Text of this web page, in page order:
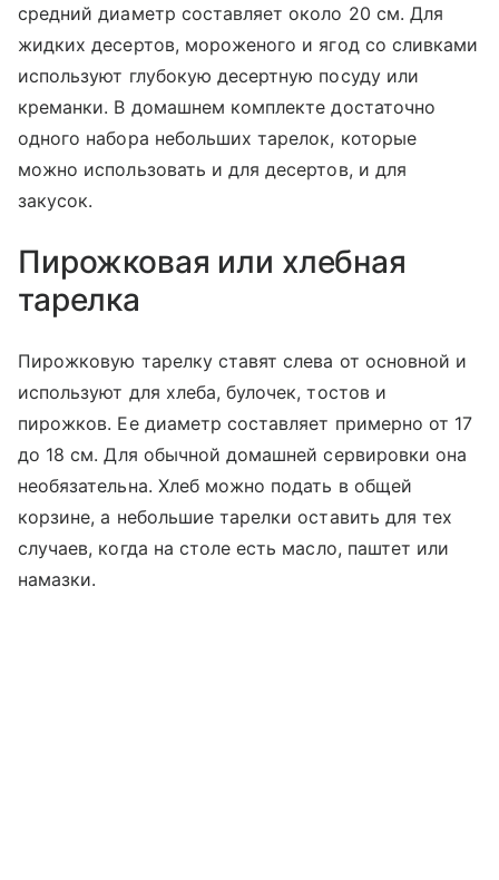
средний диаметр составляет около 20 см. Для
жидких десертов, мороженого и ягод со сливками
используют глубокую десертную посуду или
креманки. В домашнем комплекте достаточно
одного набора небольших тарелок, которые
можно использовать и для десертов, и для
закусок.
Пирожковая или хлебная
тарелка
Пирожковую тарелку ставят слева от основной и
используют для хлеба, булочек, тостов и
пирожков. Ее диаметр составляет примерно от 17
до 18 см. Для обычной домашней сервировки она
необязательна. Хлеб можно подать в общей
корзине, а небольшие тарелки оставить для тех
случаев, когда на столе есть масло, паштет или
намазки.